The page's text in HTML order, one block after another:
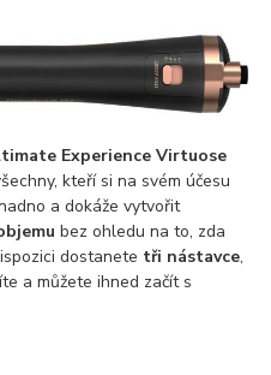
Experience Virtuose
kteří si na svém účesu
a dokáže vytvořit
bez ohledu na to, zda
dostanete tři nástavce,
a můžete ihned začít s